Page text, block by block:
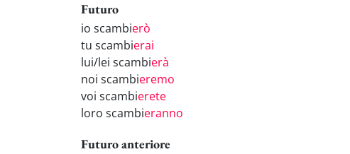
Futuro
io scambierò
tu scambierai
lui/lei scambierà
noi scambieremo
voi scambierete
loro scambieranno
Futuro anteriore